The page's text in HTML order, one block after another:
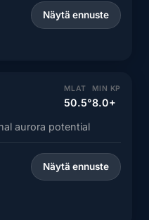
Näytä ennuste
MLAT
50.5°
MIN KP
8.0+
aurora potential
Näytä ennuste